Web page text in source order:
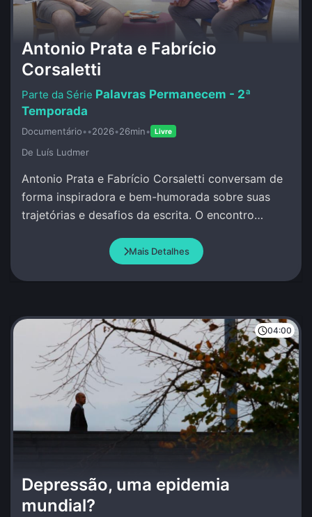
Antonio Prata e Fabrício
Corsaletti
Palavras Permanecem - 2ª
Temporada
Documentário••2026•26min• Livre
De Luí­s Ludmer
Antonio Prata e Fabrício Corsaletti conversam de
forma inspiradora e bem-humorada sobre suas
trajetórias e desafios da escrita. O encontro
Mais Detalhes
04:00
Depressão, uma epidemia
mundial?